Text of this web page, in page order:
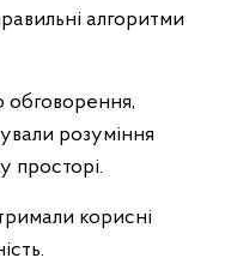
алгоритми
обговорення,
розуміння
просторі.
корисні